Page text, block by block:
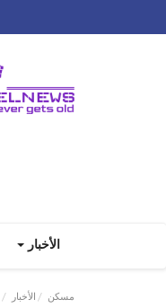
الأخبار
مسكن الأخبار